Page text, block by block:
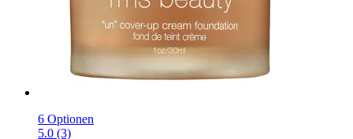
6 Optionen
5.0 (3)